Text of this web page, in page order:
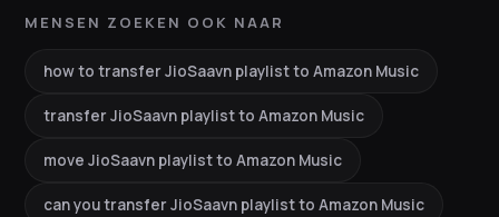
MENSEN ZOEKEN OOK NAAR
how to transfer JioSaavn playlist to Amazon Music
transfer JioSaavn playlist to Amazon Music
move JioSaavn playlist to Amazon Music
can you transfer JioSaavn playlist to Amazon Music